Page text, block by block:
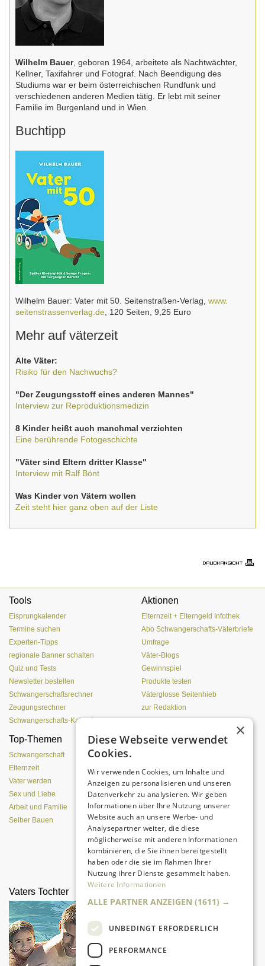
Wilhelm Bauer, geboren 1964, arbeitete als Nachtwächter,
Kellner, Taxifahrer und Fotograf. Nach Beendigung des
Studiums war er beim österreichischen Rundfunk und
verschiedenen anderen Medien tätig. Er lebt mit seiner
Familie im Burgenland und in Wien.
Buchtipp
Wilhelm Bauer: Vater mit 50. Seitenstraßen-Verlag, www.
seitenstrassenverlag.de, 120 Seiten, 9,25 Euro
Mehr auf väterzeit
Alte Väter:
Risiko für den Nachwuchs?
"Der Zeugungsstoff eines anderen Mannes"
Interview zur Reproduktionsmedizin
8 Kinder heißt auch manchmal verzichten
Eine berührende Fotogeschichte
"Väter sind Eltern dritter Klasse"
Interview mit Ralf Bönt
Was Kinder von Vätern wollen
Zeit steht hier ganz oben auf der Liste
Tools
Eisprungkalender
Termine suchen
Experten-Tipps
regionale Banner schalten
Quiz und Tests
Newsletter bestellen
Schwangerschaftsrechner
Zeugungsrechner
Schwangerschafts-Kalender
Aktionen
Elternzeit + Elterngeld Infothek
Abo Schwangerschafts-Väterbriefe
Umfrage
Väter-Blogs
Gewinnspiel
Produkte testen
Väterglosse Seitenhieb
zur Redaktion
Top-Themen
Schwangerschaft
Elternzeit
Vater werden
Sex und Liebe
Arbeit und Familie
Selber Bauen
Was Pubertierende an
Eine entspannte Atmosphäre trotz
Pubertät?
Vaters Tochter
ausrastet
×
Diese Webseite verwendet
Cookies.
Wir verwenden Cookies, um Inhalte und
Anzeigen zu personalisieren und unseren
Datenverkehr zu analysieren. Wir geben
Informationen über Ihre Nutzung unserer
Website auch an unsere Werbe- und
Analysepartner weiter, die diese
möglicherweise mit anderen Informationen
kombinieren, die Sie ihnen bereitgestellt
haben oder die sie im Rahmen Ihrer
Nutzung ihrer Dienste gesammelt haben.
Weitere Informationen
ALLE PARTNER ANZEIGEN (1611) →
UNBEDINGT ERFORDERLICH
PERFORMANCE